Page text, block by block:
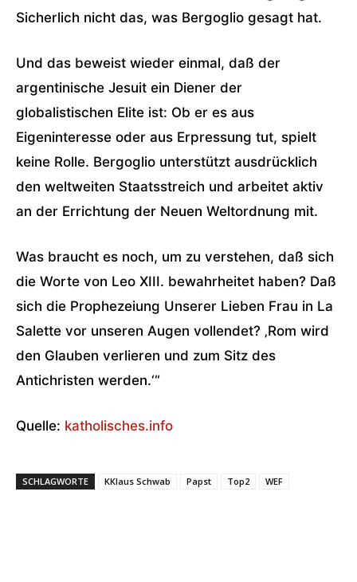
Sicherlich nicht das, was Bergoglio gesagt hat.
Und das beweist wieder einmal, daß der
argentinische Jesuit ein Diener der
globalistischen Elite ist: Ob er es aus
Eigeninteresse oder aus Erpressung tut, spielt
keine Rolle. Bergoglio unterstützt ausdrücklich
den weltweiten Staatsstreich und arbeitet aktiv
an der Errichtung der Neuen Weltordnung mit.
Was braucht es noch, um zu verstehen, daß sich
die Worte von Leo XIII. bewahrheitet haben? Daß
sich die Prophezeiung Unserer Lieben Frau in La
Salette vor unseren Augen vollendet? ‚Rom wird
den Glauben verlieren und zum Sitz des
Antichristen werden.‘“
Quelle: katholisches.info
SCHLAGWORTE KKlaus Schwab Papst Top2 WEF